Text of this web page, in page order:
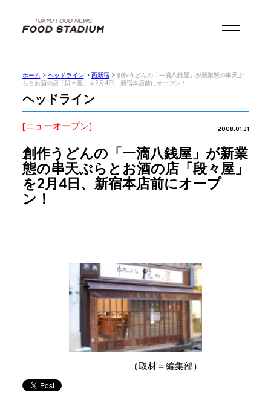
MENU
ホーム > ヘッドライン > 西新宿> 創作うどんの「一滴八銭屋」が新業態の串天ぷ
らとお酒の店「段々屋」を2月4日、新宿本店前にオープン！
ヘッドライン
[ニューオープン] 2008.01.31
創作うどんの「一滴八銭屋」が新業
態の串天ぷらとお酒の店「段々屋」
を2月4日、新宿本店前にオープ
ン！
（取材＝編集部）